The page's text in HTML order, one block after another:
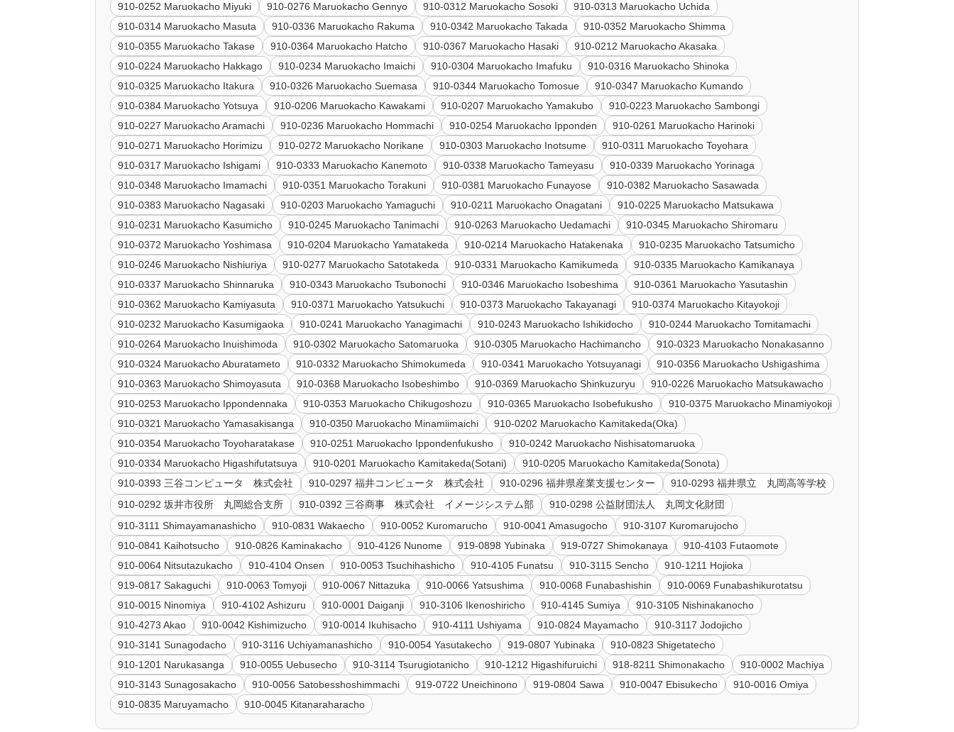
910-0252 Maruokacho Miyuki
910-0276 Maruokacho Gennyo 910-0312 Maruokacho Sosoki
910-0313 Maruokacho Uchida
910-0314 Maruokacho Masuta
910-0336 Maruokacho Rakuma 910-0342 Maruokacho Takada
910-0352 Maruokacho Shimma
910-0355 Maruokacho Takase
910-0364 Maruokacho Hatcho 910-0367 Maruokacho Hasaki
910-0212 Maruokacho Akasaka
910-0224 Maruokacho Hakkago
910-0234 Maruokacho Imaichi 910-0304 Maruokacho Imafuku
910-0316 Maruokacho Shinoka
910-0325 Maruokacho Itakura
910-0326 Maruokacho Suemasa 910-0344 Maruokacho Tomosue
910-0347 Maruokacho Kumando
910-0384 Maruokacho Yotsuya
910-0206 Maruokacho Kawakami 910-0207 Maruokacho Yamakubo
910-0223 Maruokacho Sambongi
910-0227 Maruokacho Aramachi
910-0236 Maruokacho Hommachi 910-0254 Maruokacho Ipponden
910-0261 Maruokacho Harinoki
910-0271 Maruokacho Horimizu
910-0272 Maruokacho Norikane 910-0303 Maruokacho Inotsume
910-0311 Maruokacho Toyohara
910-0317 Maruokacho Ishigami
910-0333 Maruokacho Kanemoto 910-0338 Maruokacho Tameyasu
910-0339 Maruokacho Yorinaga
910-0348 Maruokacho Imamachi
910-0351 Maruokacho Torakuni 910-0381 Maruokacho Funayose
910-0382 Maruokacho Sasawada
910-0383 Maruokacho Nagasaki
910-0203 Maruokacho Yamaguchi 910-0211 Maruokacho Onagatani
910-0225 Maruokacho Matsukawa
910-0231 Maruokacho Kasumicho
910-0245 Maruokacho Tanimachi 910-0263 Maruokacho Uedamachi
910-0345 Maruokacho Shiromaru
910-0372 Maruokacho Yoshimasa
910-0204 Maruokacho Yamatakeda 910-0214 Maruokacho Hatakenaka
910-0235 Maruokacho Tatsumicho
910-0246 Maruokacho Nishiuriya
910-0277 Maruokacho Satotakeda 910-0331 Maruokacho Kamikumeda
910-0335 Maruokacho Kamikanaya
910-0337 Maruokacho Shinnaruka
910-0343 Maruokacho Tsubonochi 910-0346 Maruokacho Isobeshima
910-0361 Maruokacho Yasutashin
910-0362 Maruokacho Kamiyasuta
910-0371 Maruokacho Yatsukuchi 910-0373 Maruokacho Takayanagi
910-0374 Maruokacho Kitayokoji
910-0232 Maruokacho Kasumigaoka
910-0241 Maruokacho Yanagimachi 910-0243 Maruokacho Ishikidocho
910-0244 Maruokacho Tomitamachi
910-0264 Maruokacho Inuishimoda
910-0302 Maruokacho Satomaruoka 910-0305 Maruokacho Hachimancho
910-0323 Maruokacho Nonakasanno
910-0324 Maruokacho Aburatameto
910-0332 Maruokacho Shimokumeda 910-0341 Maruokacho Yotsuyanagi
910-0356 Maruokacho Ushigashima
910-0363 Maruokacho Shimoyasuta
910-0368 Maruokacho Isobeshimbo 910-0369 Maruokacho Shinkuzuryu
910-0226 Maruokacho Matsukawacho
910-0253 Maruokacho Ippondennaka
910-0353 Maruokacho Chikugoshozu 910-0365 Maruokacho Isobefukusho
910-0375 Maruokacho Minamiyokoji
910-0321 Maruokacho Yamasakisanga
910-0350 Maruokacho Minamiimaichi
910-0202 Maruokacho Kamitakeda(Oka)
910-0354 Maruokacho Toyoharatakase
910-0251 Maruokacho Ippondenfukusho
910-0242 Maruokacho Nishisatomaruoka
910-0334 Maruokacho Higashifutatsuya
910-0201 Maruokacho Kamitakeda(Sotani)
910-0205 Maruokacho Kamitakeda(Sonota)
910-0393 三谷コンピュータ 株式会社
910-0297 福井コンピュータ 株式会社 910-0296 福井県産業支援センター
910-0293 福井県立 丸岡高等学校
910-0292 坂井市役所 丸岡総合支所
910-0392 三谷商事 株式会社 イメージシステム部
910-0298 公益財団法人 丸岡文化財団
910-3111 Shimayamanashicho
910-0831 Wakaecho 910-0052 Kuromarucho 910-0041 Amasugocho
910-3107 Kuromarujocho
910-0841 Kaihotsucho
910-0826 Kaminakacho 910-4126 Nunome 919-0898 Yubinaka 919-0727 Shimokanaya
910-4103 Futaomote
910-0064 Nitsutazukacho
910-4104 Onsen 910-0053 Tsuchihashicho 910-4105 Funatsu 910-3115 Sencho
910-1211 Hojioka
919-0817 Sakaguchi
910-0063 Tomyoji 910-0067 Nittazuka 910-0066 Yatsushima 910-0068 Funabashishin
910-0069 Funabashikurotatsu
910-0015 Ninomiya
910-4102 Ashizuru 910-0001 Daiganji 910-3106 Ikenoshiricho 910-4145 Sumiya
910-3105 Nishinakanocho
910-4273 Akao
910-0042 Kishimizucho 910-0014 Ikuhisacho 910-4111 Ushiyama 910-0824 Mayamacho
910-3117 Jodojicho
910-3141 Sunagodacho
910-3116 Uchiyamanashicho 910-0054 Yasutakecho 919-0807 Yubinaka
910-0823 Shigetatecho
910-1201 Narukasanga
910-0055 Uebusecho 910-3114 Tsurugiotanicho 910-1212 Higashifuruichi 918-8211 Shimonakacho
910-0002 Machiya
910-3143 Sunagosakacho
910-0056 Satobesshoshimmachi 919-0722 Uneichinono 919-0804 Sawa 910-0047 Ebisukecho
910-0016 Omiya
910-0835 Maruyamacho
910-0045 Kitanaraharacho